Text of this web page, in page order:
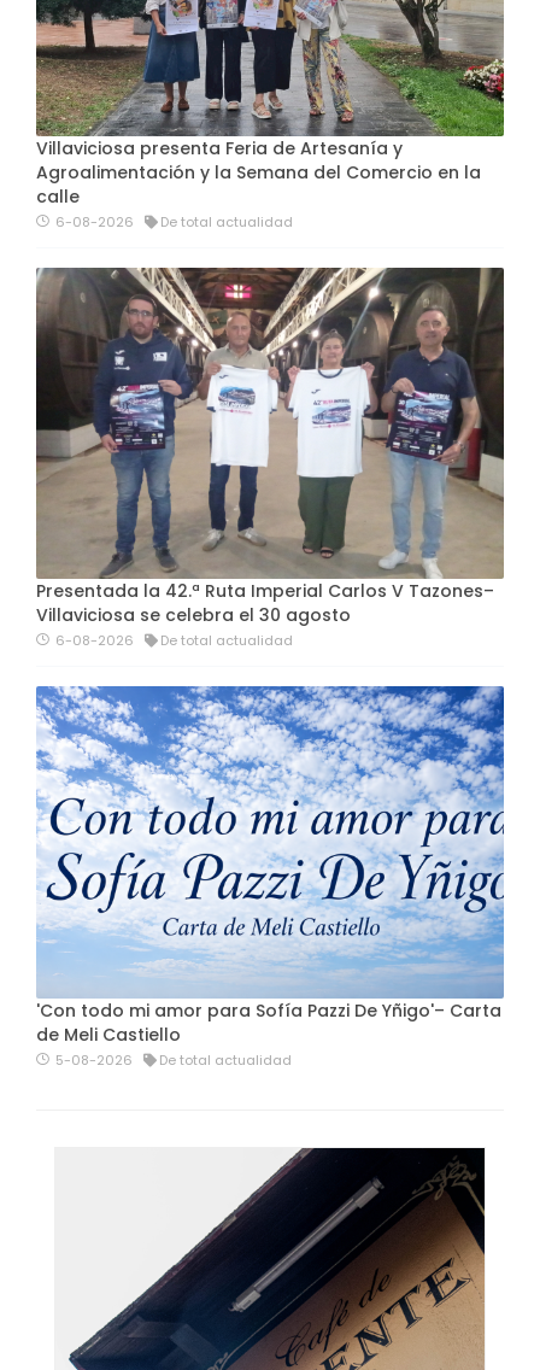
Villaviciosa presenta Feria de Artesanía y
Agroalimentación y la Semana del Comercio en la
calle
6-08-2026 De total actualidad
Presentada la 42.ª Ruta Imperial Carlos V Tazones–
Villaviciosa se celebra el 30 agosto
6-08-2026 De total actualidad
'Con todo mi amor para Sofía Pazzi De Yñigo'– Carta
de Meli Castiello
5-08-2026 De total actualidad